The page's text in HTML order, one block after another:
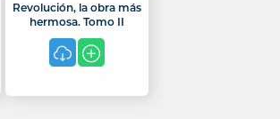
Revolución, la obra más
hermosa. Tomo II